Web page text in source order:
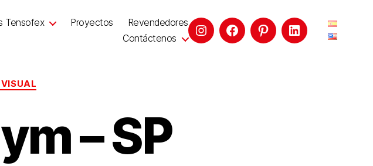
Tensofex Proyectos
Revendedores
Contáctenos
– SP